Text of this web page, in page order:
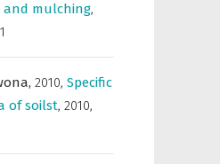
and mulching,
2010, Specific
of soilst, 2010,